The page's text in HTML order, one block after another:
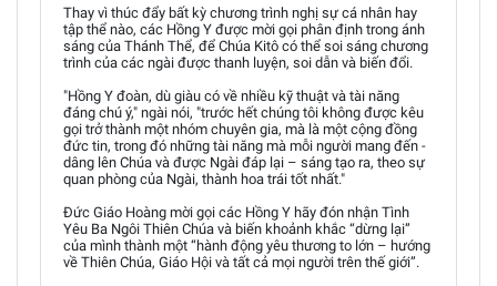
Thay vì thúc đẩy bất kỳ chương trình nghị sự cá nhân hay
tập thể nào, các Hồng Y được mời gọi phân định trong ánh
sáng của Thánh Thể, để Chúa Kitô có thể soi sáng chương
trình của các ngài được thanh luyện, soi dẫn và biến đổi.
"Hồng Y đoàn, dù giàu có về nhiều kỹ thuật và tài năng
đáng chú ý," ngài nói, "trước hết chúng tôi không được kêu
gọi trở thành một nhóm chuyên gia, mà là một cộng đồng
đức tin, trong đó những tài năng mà mỗi người mang đến -
dâng lên Chúa và được Ngài đáp lại – sáng tạo ra, theo sự
quan phòng của Ngài, thành hoa trái tốt nhất."
Đức Giáo Hoàng mời gọi các Hồng Y hãy đón nhận Tình
Yêu Ba Ngôi Thiên Chúa và biến khoảnh khắc “dừng lại”
của mình thành một “hành động yêu thương to lớn – hướng
về Thiên Chúa, Giáo Hội và tất cả mọi người trên thế giới”.